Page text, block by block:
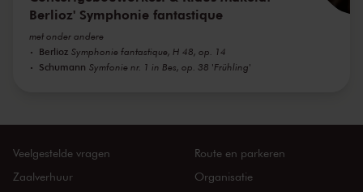
Berlioz' Symphonie fantastique
met onder andere
Berlioz Symphonie fantastique, H 48, op. 14
Schumann Symfonie nr. 1 in Bes, op. 38 'Frühling'
Veelgestelde vragen
Zaalverhuur
Route en parkeren
Organisatie